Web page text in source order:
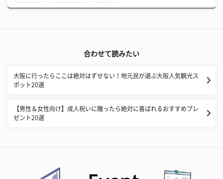
合わせて読みたい
大阪に行ったらここは絶対はずせない！地元民が選ぶ大阪人気観光ス
ポット20選
【男性＆女性向け】成人祝いに贈ったら絶対に喜ばれるおすすめプレ
ゼント20選